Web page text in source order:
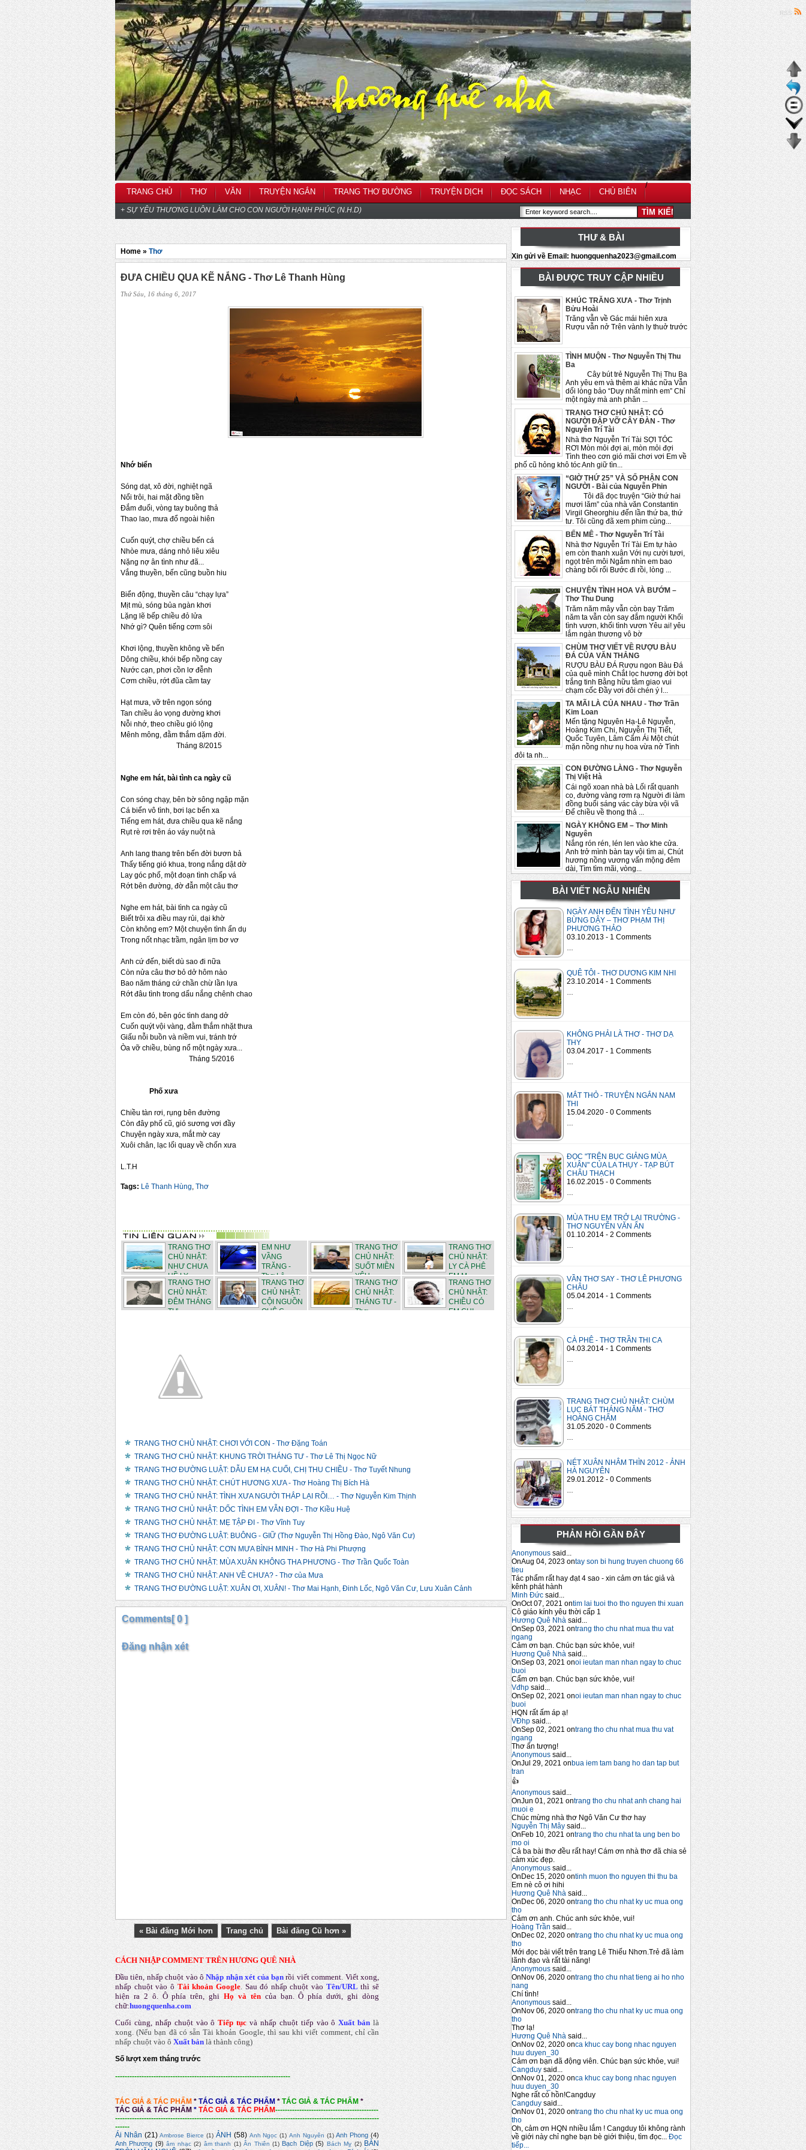
TRANG CHỦ THƠ VĂN TRUYỆN NGẮN TRANG THƠ ĐƯỜNG TRUYỆN DỊCH
/
ĐỌC SÁCH NHẠC CHỦ BIÊN
+ SỰ YÊU THƯƠNG LUÔN LÀM CHO CON NGƯỜI HẠNH PHÚC (N.H.D)
RSS
THƯ & BÀI
Xin gửi về Email: huongquenha2023@gmail.com
BÀI ĐƯỢC TRUY CẬP NHIỀU
KHÚC TRĂNG XƯA - Thơ Trịnh
Bửu Hoài
Trăng vẫn về Gác mái hiên xưa
Rượu vẫn nở Trên vành ly thuở trước
TÌNH MUỘN - Thơ Nguyễn Thị Thu
Ba
Cây bút trẻ Nguyễn Thị Thu Ba
Anh yêu em và thêm ai khác nữa Vẫn
dối lòng bảo “Duy nhất mình em” Chỉ
một ngày mà anh phân ...
TRANG THƠ CHỦ NHẬT: CÓ
NGƯỜI ĐẬP VỠ CÂY ĐÀN - Thơ
Nguyễn Trí Tài
Nhà thơ Nguyễn Trí Tài SỢI TÓC
RƠI Mòn mỏi đợi ai, mòn mỏi đợi
Tình theo cơn gió mãi chơi vơi Em về
phố cũ hỏng khô tóc Anh giữ tìn...
“GIỜ THỨ 25” VÀ SỐ PHẬN CON
NGƯỜI - Bài của Nguyễn Phin
Tôi đã đọc truyện “Giờ thứ hai
mươi lăm” của nhà văn Constantin
Virgil Gheorghiu đến lần thứ ba, thứ
tư. Tôi cũng đã xem phim cùng...
BẾN MÊ - Thơ Nguyễn Trí Tài
Nhà thơ Nguyễn Trí Tài Em tự hào
em còn thanh xuân Với nụ cười tươi,
ngọt trên môi Ngắm nhìn em bao
chàng bối rối Bước đi rồi, lòng ...
CHUYỆN TÌNH HOA VÀ BƯỚM –
Thơ Thu Dung
Trăm năm mây vẫn còn bay Trăm
năm ta vẫn còn say đắm người Khối
tình vươn, khối tình vươn Yêu ai! yêu
lắm ngàn thương vô bờ
CHÙM THƠ VIẾT VỀ RƯỢU BÀU
ĐÁ CỦA VĂN THẮNG
RƯỢU BÀU ĐÁ Rượu ngon Bàu Đá
của quê mình Chắt lọc hương đời bọt
trắng tinh Bằng hữu tâm giao vui
chạm cốc Đầy vơi đôi chén ý l...
TA MÃI LÀ CỦA NHAU - Thơ Trần
Kim Loan
Mến tặng Nguyên Hạ-Lê Nguyễn,
Hoàng Kim Chi, Nguyễn Thị Tiết,
Quốc Tuyên, Lâm Cẩm Ái Một chút
mặn nồng như nụ hoa vừa nở Tình
đôi ta nh...
CON ĐƯỜNG LÀNG - Thơ Nguyễn
Thị Việt Hà
Cái ngõ xoan nhà bà Lối rất quanh
co, đường vàng rơm rạ Người đi làm
đồng buổi sáng vác cày bừa vội vã
Để chiều về thong thả ...
NGÀY KHÔNG EM – Thơ Minh
Nguyên
Nắng rón rén, lén len vào khe cửa.
Anh trở mình bàn tay vội tìm ai, Chút
hương nồng vương vấn mộng đêm
dài, Tìm tìm mãi, vòng...
BÀI VIẾT NGẪU NHIÊN
NGÀY ANH ĐẾN TÌNH YÊU NHƯ
BỪNG DẬY – THƠ PHẠM THỊ
PHƯƠNG THẢO
03.10.2013 - 1 Comments
QUÊ TÔI - THƠ DƯƠNG KIM NHI
23.10.2014 - 1 Comments
KHÔNG PHẢI LÀ THƠ - THƠ DẠ
THY
03.04.2017 - 1 Comments
MẮT THỎ - TRUYỆN NGẮN NAM
THI
15.04.2020 - 0 Comments
ĐỌC "TRÊN BỤC GIẢNG MÙA
XUÂN" CỦA LA THỤY - TẠP BÚT
CHÂU THẠCH
16.02.2015 - 0 Comments
MÙA THU EM TRỞ LẠI TRƯỜNG -
THƠ NGUYỄN VĂN ÂN
01.10.2014 - 2 Comments
VẦN THƠ SAY - THƠ LÊ PHƯƠNG
CHÂU
05.04.2014 - 1 Comments
CÀ PHÊ - THƠ TRẦN THI CA
04.03.2014 - 1 Comments
TRANG THƠ CHỦ NHẬT: CHÙM
LỤC BÁT THÁNG NĂM - THƠ
HOÀNG CHẨM
31.05.2020 - 0 Comments
NÉT XUÂN NHÂM THÌN 2012 - ẢNH
HÀ NGUYÊN
29.01.2012 - 0 Comments
PHẢN HỒI GẦN ĐÂY
Anonymous said...
OnAug 04, 2023 ontay son bi hung truyen chuong 66
tieu
Tác phẩm rất hay đạt 4 sao - xin cảm ơn tác giả và
kênh phát hành
Minh Đức said...
OnOct 07, 2021 ontim lai tuoi tho tho nguyen thi xuan
Cô giáo kính yêu thời cấp 1
Hương Quê Nhà said...
OnSep 03, 2021 ontrang tho chu nhat mua thu vat
ngang
Cảm ơn bạn. Chúc bạn sức khỏe, vui!
Hương Quê Nhà said...
OnSep 03, 2021 onoi ieutan man nhan ngay to chuc
buoi
Cẩm ơn bạn. Chúc bạn sức khỏe, vui!
Vđhp said...
OnSep 02, 2021 onoi ieutan man nhan ngay to chuc
buoi
HQN rất ấm áp ạ!
VĐhp said...
OnSep 02, 2021 ontrang tho chu nhat mua thu vat
ngang
Thơ ấn tượng!
Anonymous said...
OnJul 29, 2021 onbua iem tam bang ho dan tap but
tran
👍
Anonymous said...
OnJun 01, 2021 ontrang tho chu nhat anh chang hai
muoi e
Chúc mừng nhà thơ Ngô Văn Cư thơ hay
Nguyễn Thị Mây said...
OnFeb 10, 2021 ontrang tho chu nhat ta ung ben bo
mo oi
Cả ba bài thơ đều rất hay! Cám ơn nhà thơ đã chia sẻ
cảm xúc đẹp.
Anonymous said...
OnDec 15, 2020 ontinh muon tho nguyen thi thu ba
Em nè cô ơi hihi
Hương Quê Nhà said...
OnDec 06, 2020 ontrang tho chu nhat ky uc mua ong
tho
Cảm ơn anh. Chúc anh sức khỏe, vui!
Hoàng Trần said...
OnDec 02, 2020 ontrang tho chu nhat ky uc mua ong
tho
Mới đọc bài viết trên trang Lê Thiếu Nhơn.Trẻ đã làm
lãnh đạo và rất tài năng!
Anonymous said...
OnNov 06, 2020 ontrang tho chu nhat tieng ai ho nho
nang
Chí tình!
Anonymous said...
OnNov 06, 2020 ontrang tho chu nhat ky uc mua ong
tho
Thơ lạ!
Hương Quê Nhà said...
OnNov 02, 2020 onca khuc cay bong nhac nguyen
huu duyen_30
Cảm ơn bạn đã động viên. Chúc bạn sức khỏe, vui!
Cangduy said...
OnNov 01, 2020 onca khuc cay bong nhac nguyen
huu duyen_30
Nghe rất có hồn!Cangduy
Cangduy said...
OnNov 01, 2020 ontrang tho chu nhat ky uc mua ong
tho
Oh, cảm ơn HQN nhiều lắm ! Cangduy tôi không rành
về giới này chỉ nghe bạn bè giới thiệu, tìm đọc... Đọc
tiếp...
Home » Thơ
ĐƯA CHIỀU QUA KẼ NẮNG - Thơ Lê Thanh Hùng
Thứ Sáu, 16 tháng 6, 2017
Nhớ biển
Sóng dạt, xô đời, nghiệt ngã
Nổi trôi, hai mặt đồng tiền
Đắm đuối, vòng tay buông thả
Thao lao, mưa đổ ngoài hiên
Cuốn quýt, chợ chiều bến cá
Nhòe mưa, dáng nhỏ liêu xiêu
Nặng nợ ân tình như đã...
Vắng thuyền, bến cũng buồn hiu
Biển động, thuyền câu “chạy lựa”
Mịt mù, sóng bủa ngàn khơi
Lặng lẽ bếp chiều đỏ lửa
Nhớ gì? Quên tiếng cơm sôi
Khơi lộng, thuyền không về bến
Dông chiều, khói bếp nồng cay
Nước cạn, phơi cồn lơ đễnh
Cơm chiều, rớt đũa cầm tay
Hạt mưa, vỡ trên ngọn sóng
Tan chiều ảo vọng đường khơi
Nỗi nhớ, theo chiều gió lộng
Mênh mông, đằm thắm dặm đời.
Tháng 8/2015
Nghe em hát, bài tình ca ngày cũ
Con sóng chạy, bên bờ sông ngập mặn
Cá biển vô tình, bơi lạc bến xa
Tiếng em hát, đưa chiều qua kẽ nắng
Rụt rè rơi trên áo váy nuột nà
Anh lang thang trên bến đời bươn bả
Thấy tiếng gió khua, trong nắng dật dờ
Lay góc phố, một đoạn tình chấp vá
Rớt bên đường, đờ đẫn một câu thơ
Nghe em hát, bài tình ca ngày cũ
Biết trôi xa điều may rủi, dại khờ
Còn không em? Một chuyện tình ẩn dụ
Trong nốt nhạc trầm, ngân lịm bơ vơ
Anh cứ đến, biết dù sao đi nữa
Còn nửa câu thơ bỏ dở hôm nào
Bao năm tháng cứ chần chừ lần lựa
Rớt đâu tình trong dấu nắng chênh chao
Em còn đó, bên góc tình dang dở
Cuốn quýt vội vàng, đằm thắm nhặt thưa
Giấu nỗi buồn và niềm vui, tránh trớ
Òa vỡ chiều, bùng nổ một ngày xưa...
Tháng 5/2016
Phố xưa
Chiều tàn rơi, rụng bên đường
Còn đây phố cũ, gió sương vơi đầy
Chuyện ngày xưa, mắt mờ cay
Xuôi chân, lạc lối quay về chốn xưa
L.T.H
Tags: Lê Thanh Hùng, Thơ
TRANG THƠ
CHỦ NHẬT:
NHƯ CHƯA
HỀ LY ...
EM NHƯ
VẦNG
TRĂNG -
Thơ Lê
Thanh Hù...
TRANG THƠ
CHỦ NHẬT:
SUỐT MIỀN
YÊU -...
TRANG THƠ
CHỦ NHẬT:
LY CÀ PHÊ
EM M...
TRANG THƠ
CHỦ NHẬT:
ĐÊM THÁNG
TƯ - ...
TRANG THƠ
CHỦ NHẬT:
CỘI NGUỒN
QUÊ C...
TRANG THƠ
CHỦ NHẬT:
THÁNG TƯ -
Thơ ...
TRANG THƠ
CHỦ NHẬT:
CHIỀU CÓ
EM CHI...
TRANG THƠ CHỦ NHẬT: CHƠI VỚI CON - Thơ Đặng Toán
TRANG THƠ CHỦ NHẬT: KHUNG TRỜI THÁNG TƯ - Thơ Lê Thị Ngọc Nữ
TRANG THƠ ĐƯỜNG LUẬT: DẪU EM HẠ CUỐI, CHỊ THU CHIỀU - Thơ Tuyết Nhung
TRANG THƠ CHỦ NHẬT: CHÚT HƯƠNG XƯA - Thơ Hoàng Thị Bích Hà
TRANG THƠ CHỦ NHẬT: TÌNH XƯA NGƯỜI THẮP LẠI RỒI… - Thơ Nguyễn Kim Thịnh
TRANG THƠ CHỦ NHẬT: DỐC TÌNH EM VẪN ĐỢI - Thơ Kiều Huệ
TRANG THƠ CHỦ NHẬT: MẸ TẬP ĐI - Thơ Vĩnh Tuy
TRANG THƠ ĐƯỜNG LUẬT: BUÔNG - GIỮ (Thơ Nguyễn Thị Hồng Đào, Ngô Văn Cư)
TRANG THƠ CHỦ NHẬT: CƠN MƯA BÌNH MINH - Thơ Hà Phi Phượng
TRANG THƠ CHỦ NHẬT: MÙA XUÂN KHÔNG THA PHƯƠNG - Thơ Trần Quốc Toàn
TRANG THƠ CHỦ NHẬT: ANH VỀ CHƯA? - Thơ của Mưa
TRANG THƠ ĐƯỜNG LUẬT: XUÂN ƠI, XUÂN! - Thơ Mai Hạnh, Đinh Lốc, Ngô Văn Cư, Lưu Xuân Cảnh
Comments[ 0 ]
Đăng nhận xét
« Bài đăng Mới hơn Trang chủ Bài đăng Cũ hơn »
CÁCH NHẬP COMMENT TRÊN HƯƠNG QUÊ NHÀ
Đầu tiên, nhấp chuột vào ô Nhập nhận xét của bạn rồi viết comment. Viết xong,
nhấp chuột vào ô Tài khoản Google. Sau đó nhấp chuột vào Tên/URL thì sẽ
hiện ra 2 ô. Ô phía trên, ghiHọ và tên của bạn. Ô phía dưới, ghi dòng
chữ:huongquenha.com
Cuối cùng, nhấp chuột vào ô Tiếp tục và nhấp chuột tiếp vào ôXuất bản là
xong.(Nếu bạn đã có sẵn Tài khoản Google, thì sau khi viết comment, chỉ cần
nhấp chuột vào ôXuất bản là thành công)
Số lượt xem tháng trước
-------------------------------------------------------------------------
TÁC GIẢ & TÁC PHẨM * TÁC GIẢ & TÁC PHẨM * TÁC GIẢ & TÁC PHẨM *
TÁC GIẢ & TÁC PHẨM * TÁC GIẢ & TÁC PHẨM-------------------------------------------
--------------------------------------------------------------------------------------------------------------
------
Ái Nhân (21) Ambrose Bierce (1) ẢNH (58) Anh Ngọc (1) Anh Nguyên (1) Anh Phong (4)
Anh Phương (9) âm nhạc (2) âm thanh (1) Ân Thiên (1) Bạch Diệp (5) Bách Mỵ (2) BÀN